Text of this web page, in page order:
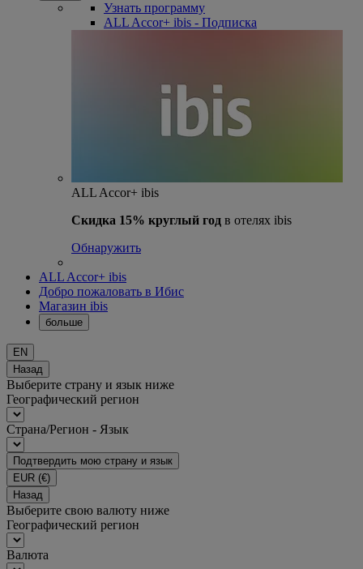
Узнать программу
ALL Accor+ ibis - Подписка
ALL Accor+ ibis
Скидка 15% круглый год в отелях ibis
Обнаружить
ALL Accor+ ibis
Добро пожаловать в Ибис
Магазин ibis
больше
EN
Назад
Выберите страну и язык ниже
Географический регион
Страна/Регион - Язык
Подтвердить мою страну и язык
EUR (€)
Назад
Выберите свою валюту ниже
Географический регион
Валюта